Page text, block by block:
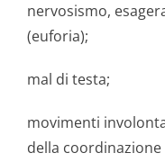
nervosismo,
(euforia);
mal di testa;
movimenti
della